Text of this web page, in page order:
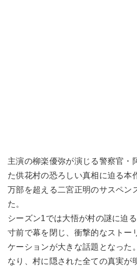
主演の柳楽優弥が演じる警察官・
た供花村の恐ろしい真相に迫る本
万部を超える二宮正明のサスペン
た。
シーズン1では大悟が村の謎に迫
寸前で幕を閉じ、衝撃的なストー
ケーションが大きな話題となった
なり、村に隠された全ての真実が